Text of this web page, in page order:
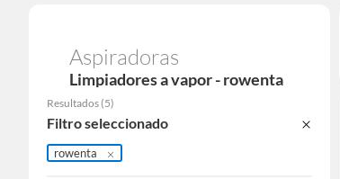
Aspiradoras
Limpiadores a vapor - rowenta
Resultados (5)
Filtro seleccionado
rowenta